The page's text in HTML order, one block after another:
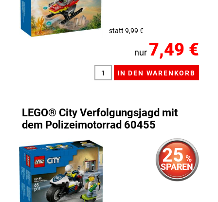
statt 9,99 €
nur 7,49 €
LEGO® City Verfolgungsjagd mit
dem Polizeimotorrad 60455
25 %
SPAREN